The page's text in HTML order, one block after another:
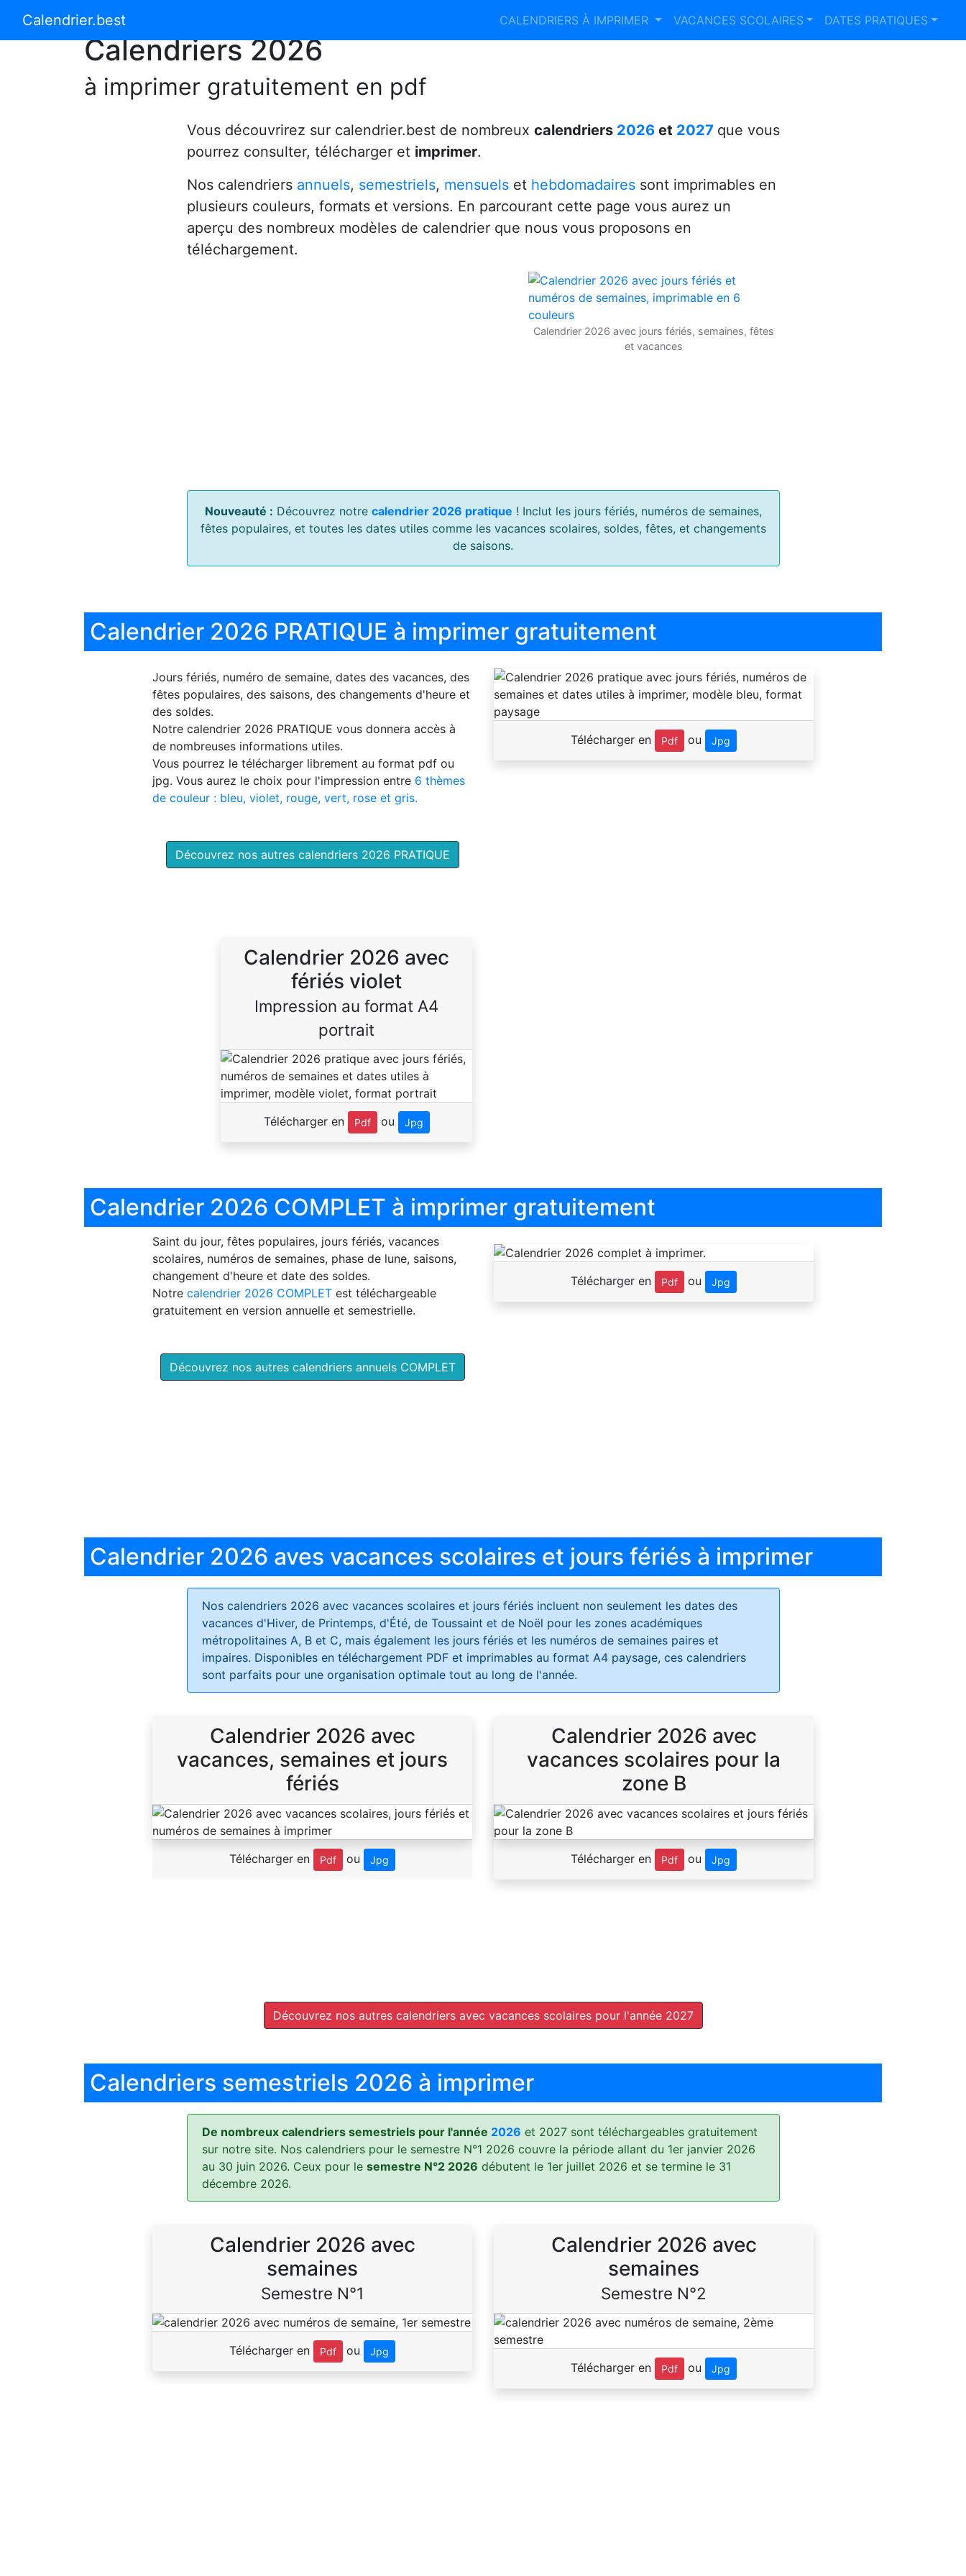
Calendrier.best CALENDRIERS À IMPRIMER VACANCES SCOLAIRES DATES PRATIQUES
Calendrier 2024 Calendrier 2027
Calendriers 2026
à imprimer gratuitement en pdf
Vous découvrirez sur calendrier.best de nombreux calendriers 2026et 2027 que vous
pourrez consulter, télécharger et imprimer.
Nos calendriers annuels, semestriels, mensuelset hebdomadairessont imprimables en
plusieurs couleurs, formats et versions. En parcourant cette page vous aurez un
aperçu des nombreux modèles de calendrier que nous vous proposons en
téléchargement.
Calendrier 2026 avec jours fériés, semaines, fêtes
et vacances
Nouveauté : Découvrez notre calendrier 2026 pratique ! Inclut les jours fériés, numéros de semaines,
fêtes populaires, et toutes les dates utiles comme les vacances scolaires, soldes, fêtes, et changements
de saisons.
Calendrier 2026 PRATIQUE à imprimer gratuitement
Jours fériés, numéro de semaine, dates des vacances, des
fêtes populaires, des saisons, des changements d'heure et
des soldes.
Notre calendrier 2026 PRATIQUE vous donnera accès à
de nombreuses informations utiles.
Vous pourrez le télécharger librement au format pdf ou
jpg. Vous aurez le choix pour l'impression entre 6 thèmes
de couleur : bleu, violet, rouge, vert, rose et gris.
Découvrez nos autres calendriers 2026 PRATIQUE
Télécharger en Pdf ou Jpg
Calendrier 2026 avec
fériés violet
Impression au format A4
portrait
Télécharger en Pdf ou Jpg
Calendrier 2026 COMPLET à imprimer gratuitement
Saint du jour, fêtes populaires, jours fériés, vacances
scolaires, numéros de semaines, phase de lune, saisons,
changement d'heure et date des soldes.
Notre calendrier 2026 COMPLET est téléchargeable
gratuitement en version annuelle et semestrielle.
Découvrez nos autres calendriers annuels COMPLET
Télécharger en Pdf ou Jpg
Calendrier 2026 aves vacances scolaires et jours fériés à imprimer
Nos calendriers 2026 avec vacances scolaires et jours fériésincluent non seulement les dates des
vacances d'Hiver, de Printemps, d'Été, de Toussaint et de Noël pour les zones académiques
métropolitaines A, B et C, mais également les jours fériés et les numéros de semaines paires et
impaires. Disponibles en téléchargement PDF et imprimables au format A4 paysage, ces calendriers
sont parfaits pour une organisation optimale tout au long de l'année.
Calendrier 2026 avec
vacances, semaines et jours
fériés
Télécharger en Pdf ou Jpg
Calendrier 2026 avec
vacances scolaires pour la
zone B
Télécharger en Pdf ou Jpg
Découvrez nos autres calendriers avec vacances scolaires pour l'année 2027
Calendriers semestriels 2026 à imprimer
De nombreux calendriers semestriels pour l'année 2026 et 2027 sont téléchargeables gratuitement
sur notre site. Nos calendriers pour le semestre N°1 2026 couvre la période allant du 1er janvier 2026
au 30 juin 2026. Ceux pour le semestre N°2 2026 débutent le 1er juillet 2026 et se termine le 31
décembre 2026.
Calendrier 2026 avec
semaines
Semestre N°1
Télécharger en Pdf ou Jpg
Calendrier 2026 avec
semaines
Semestre N°2
Télécharger en Pdf ou Jpg